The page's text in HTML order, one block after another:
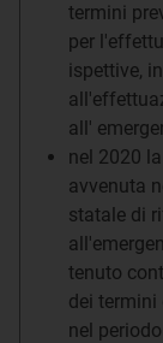
termini
per
ispettive,
all'
nel 2020
avvenuta
statale di
tenuto
dei
nel